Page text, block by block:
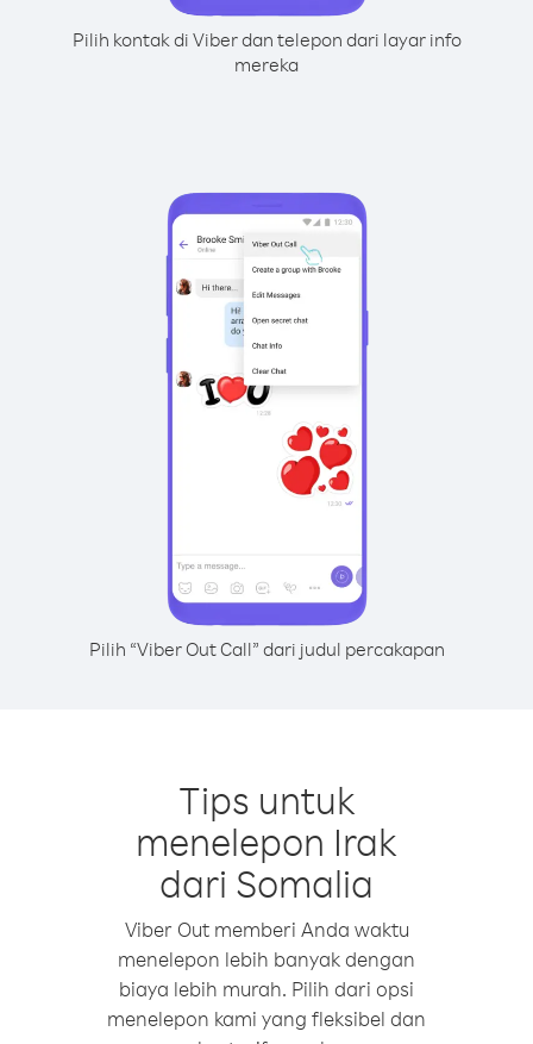
Pilih kontak di Viber dan telepon dari layar info
mereka
Pilih “Viber Out Call” dari judul percakapan
Tips untuk
menelepon Irak
dari Somalia
Viber Out memberi Anda waktu
menelepon lebih banyak dengan
biaya lebih murah. Pilih dari opsi
menelepon kami yang fleksibel dan